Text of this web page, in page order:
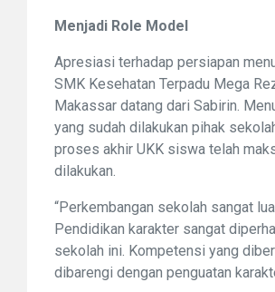
Menjadi Role Model
Apresiasi terhadap persiapan
SMK Kesehatan Terpadu Mega
Makassar datang dari Sabirin.
yang sudah dilakukan pihak
proses akhir UKK siswa telah
dilakukan.
“Perkembangan sekolah sangat
Pendidikan karakter sangat
sekolah ini. Kompetensi yang
dibarengi dengan penguatan